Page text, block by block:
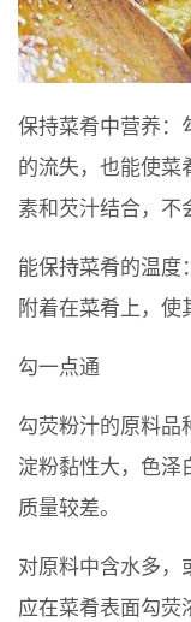
保持菜肴中营养：
的流失，也能使菜
素和芡汁结合，不
能保持菜肴的温度
附着在菜肴上，使
勾一点通
勾荧粉汁的原料品
淀粉黏性大，色泽
质量较差。
对原料中含水多，
应在菜肴表面勾荧